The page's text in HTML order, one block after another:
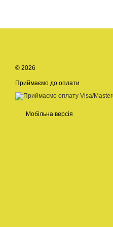
© 2026
Приймаємо до оплати
Мобільна версія